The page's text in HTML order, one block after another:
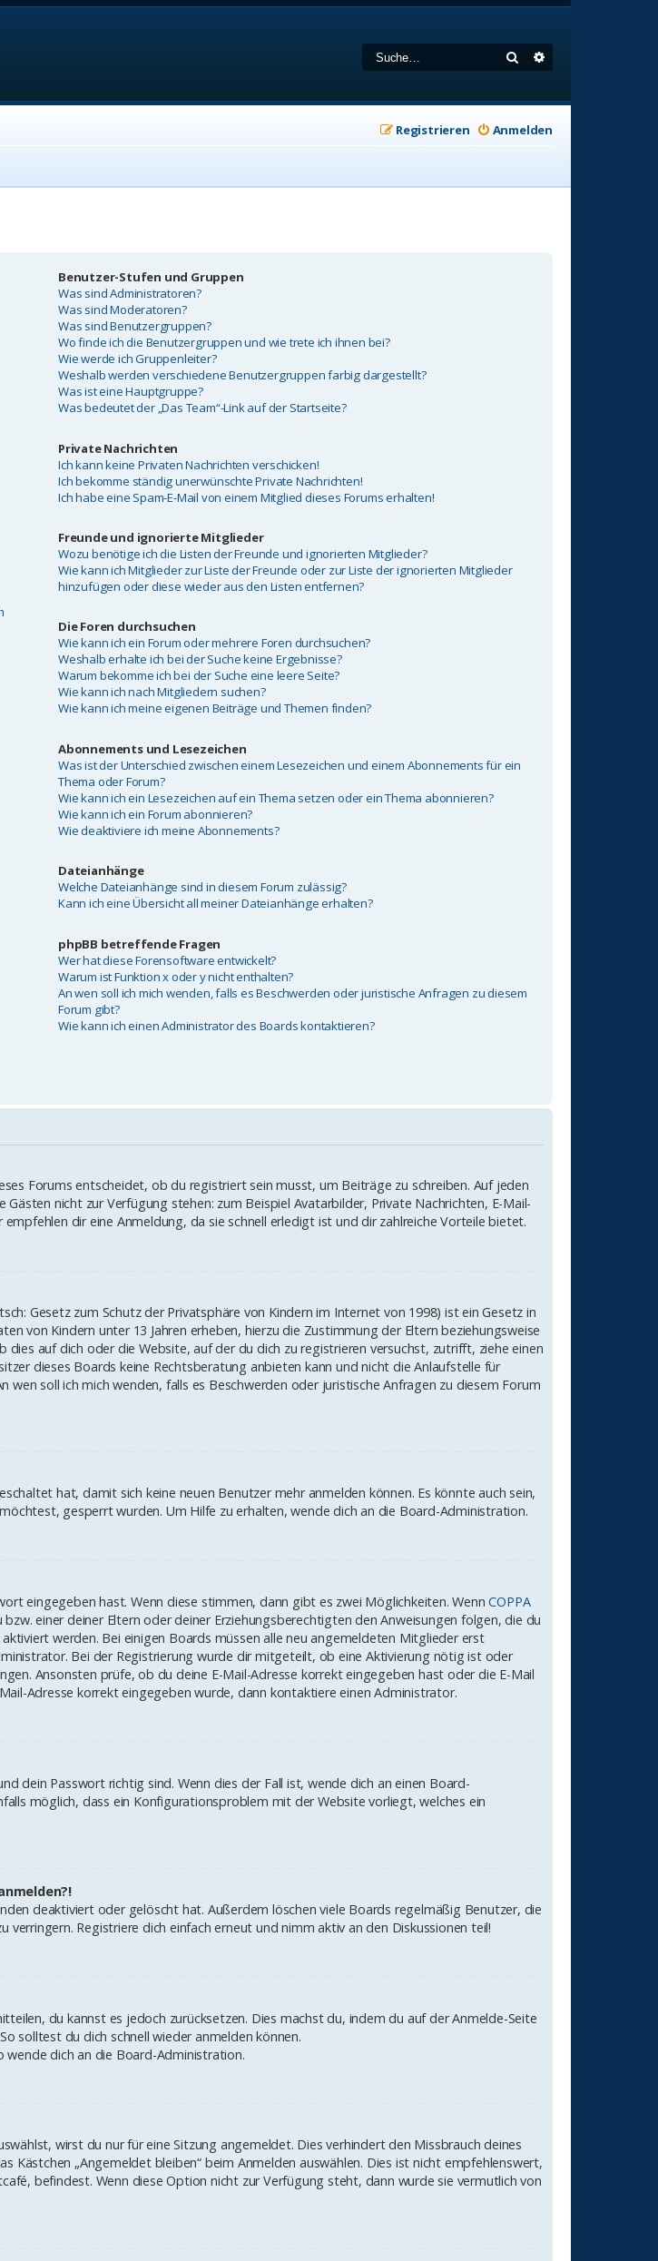
Suche
Anmelden
Registrieren
Benutzer-Stufen und Gruppen
Was sind Administratoren?
Was sind Moderatoren?
Was sind Benutzergruppen?
Wo finde ich die Benutzergruppen und wie trete ich ihnen bei?
Wie werde ich Gruppenleiter?
Weshalb werden verschiedene Benutzergruppen farbig dargestellt?
Was ist eine Hauptgruppe?
Was bedeutet der „Das Team“-Link auf der Startseite?
Private Nachrichten
Ich kann keine Privaten Nachrichten verschicken!
Ich bekomme ständig unerwünschte Private Nachrichten!
Ich habe eine Spam-E-Mail von einem Mitglied dieses Forums erhalten!
Freunde und ignorierte Mitglieder
Wozu benötige ich die Listen der Freunde und ignorierten Mitglieder?
Wie kann ich Mitglieder zur Liste der Freunde oder zur Liste der ignorierten Mitglieder
hinzufügen oder diese wieder aus den Listen entfernen?
Die Foren durchsuchen
Wie kann ich ein Forum oder mehrere Foren durchsuchen?
Weshalb erhalte ich bei der Suche keine Ergebnisse?
Warum bekomme ich bei der Suche eine leere Seite?
Wie kann ich nach Mitgliedern suchen?
Wie kann ich meine eigenen Beiträge und Themen finden?
Abonnements und Lesezeichen
Was ist der Unterschied zwischen einem Lesezeichen und einem Abonnements für ein
Thema oder Forum?
Wie kann ich ein Lesezeichen auf ein Thema setzen oder ein Thema abonnieren?
Wie kann ich ein Forum abonnieren?
Wie deaktiviere ich meine Abonnements?
Dateianhänge
Welche Dateianhänge sind in diesem Forum zulässig?
Kann ich eine Übersicht all meiner Dateianhänge erhalten?
phpBB betreffende Fragen
Wer hat diese Forensoftware entwickelt?
Warum ist Funktion x oder y nicht enthalten?
An wen soll ich mich wenden, falls es Beschwerden oder juristische Anfragen zu diesem
Forum gibt?
Wie kann ich einen Administrator des Boards kontaktieren?
Forums entscheidet, ob du registriert sein musst, um Beiträge zu schreiben. Auf jeden
nicht zur Verfügung stehen: zum Beispiel Avatarbilder, Private Nachrichten, E-Mail-
dir eine Anmeldung, da sie schnell erledigt ist und dir zahlreiche Vorteile bietet.
Gesetz zum Schutz der Privatsphäre von Kindern im Internet von 1998) ist ein Gesetz in
von Kindern unter 13 Jahren erheben, hierzu die Zustimmung der Eltern beziehungsweise
auf dich oder die Website, auf der du dich zu registrieren versuchst, zutrifft, ziehe einen
dieses Boards keine Rechtsberatung anbieten kann und nicht die Anlaufstelle für
soll ich mich wenden, falls es Beschwerden oder juristische Anfragen zu diesem Forum
hat, damit sich keine neuen Benutzer mehr anmelden können. Es könnte auch sein,
gesperrt wurden. Um Hilfe zu erhalten, wende dich an die Board-Administration.
eingegeben hast. Wenn diese stimmen, dann gibt es zwei Möglichkeiten. WennCOPPA
einer deiner Eltern oder deiner Erziehungsberechtigten den Anweisungen folgen, die du
werden. Bei einigen Boards müssen alle neu angemeldeten Mitglieder erst
Bei der Registrierung wurde dir mitgeteilt, ob eine Aktivierung nötig ist oder
Ansonsten prüfe, ob du deine E-Mail-Adresse korrekt eingegeben hast oder die E-Mail
Adresse korrekt eingegeben wurde, dann kontaktiere einen Administrator.
dein Passwort richtig sind. Wenn dies der Fall ist, wende dich an einen Board-
möglich, dass ein Konfigurationsproblem mit der Website vorliegt, welches ein
deaktiviert oder gelöscht hat. Außerdem löschen viele Boards regelmäßig Benutzer, die
Registriere dich einfach erneut und nimm aktiv an den Diskussionen teil!
du kannst es jedoch zurücksetzen. Dies machst du, indem du auf der Anmelde-Seite
solltest du dich schnell wieder anmelden können.
dich an die Board-Administration.
wirst du nur für eine Sitzung angemeldet. Dies verhindert den Missbrauch deines
„Angemeldet bleiben“ beim Anmelden auswählen. Dies ist nicht empfehlenswert,
befindest. Wenn diese Option nicht zur Verfügung steht, dann wurde sie vermutlich von